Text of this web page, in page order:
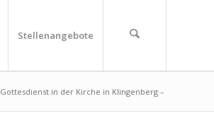
Stellenangebote
Gottesdienst in der Kirche in Klingenberg –